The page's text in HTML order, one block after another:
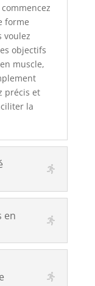
forme
voulez
objectifs
muscle,
précis et
la
en